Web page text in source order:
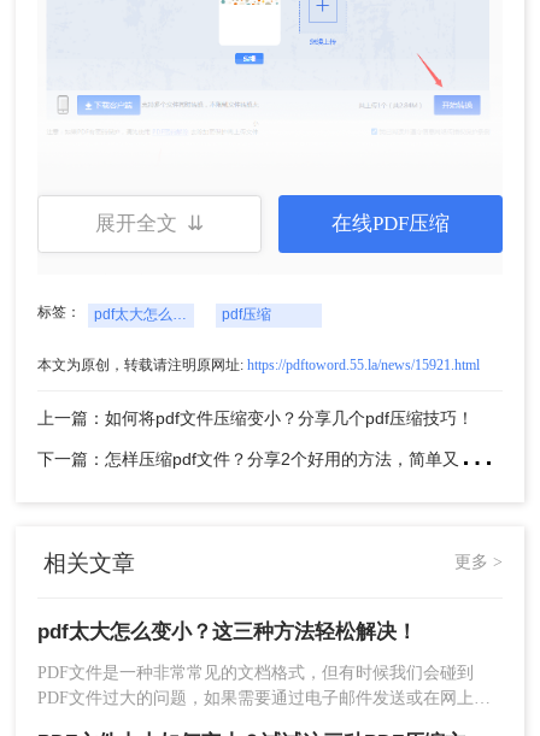
2、如果对压缩有要求可以设置压缩程度，数值越小，
置的时候要注意哦。点击开始转换，等待一会。
3、转换完成，点击下载即可。
第二种方法：使用专业的PDF压缩软件。
展开全文 ⇊ 在线PDF压缩
标签： pdf太大怎么变小 pdf压缩
本文为原创，转载请注明原网址: https://pdftoword.55.la/news/15921.html
上一篇：如何将pdf文件压缩变小？分享几个pdf压缩技巧！
下
一篇：怎样压缩pdf文件？分享2个好用的方法，简单又快捷！
相关文章 更多 >
pdf太大怎么变小？这三种方法轻松解决！
PDF文件是一种非常常见的文档格式，但有时候我们会碰到
PDF文件过大的问题，如果需要通过电子邮件发送或在网上共